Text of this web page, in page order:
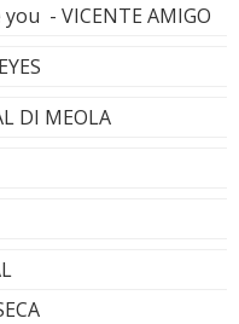
- VICENTE AMIGO
DI MEOLA